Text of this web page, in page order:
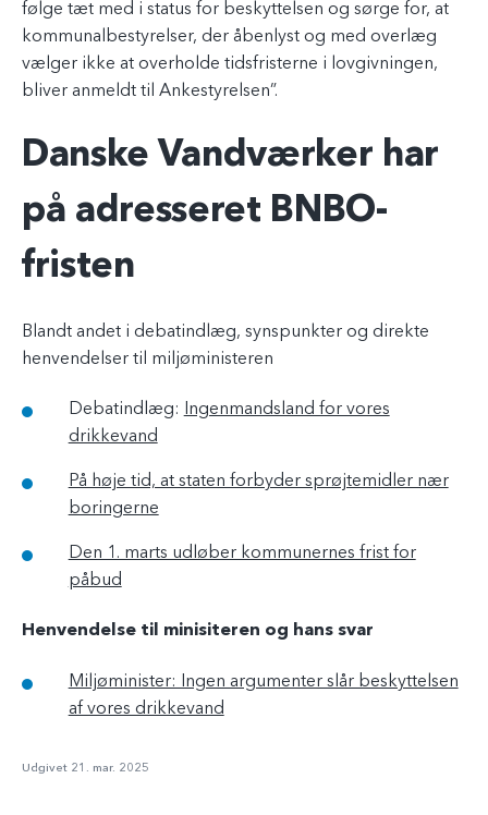
følge tæt med i status for beskyttelsen og sørge for, at
kommunalbestyrelser, der åbenlyst og med overlæg
vælger ikke at overholde tidsfristerne i lovgivningen,
bliver anmeldt til Ankestyrelsen”.
Danske Vandværker har
på adresseret BNBO-
fristen
Blandt andet i debatindlæg, synspunkter og direkte
henvendelser til miljøministeren
Debatindlæg:
Ingenmandsland for vores
drikkevand
På høje tid, at staten forbyder sprøjtemidler nær
boringerne
Den 1. marts udløber kommunernes frist for
påbud
Henvendelse til minisiteren og hans svar
Miljøminister: Ingen argumenter slår beskyttelsen
af vores drikkevand
Udgivet 21. mar. 2025